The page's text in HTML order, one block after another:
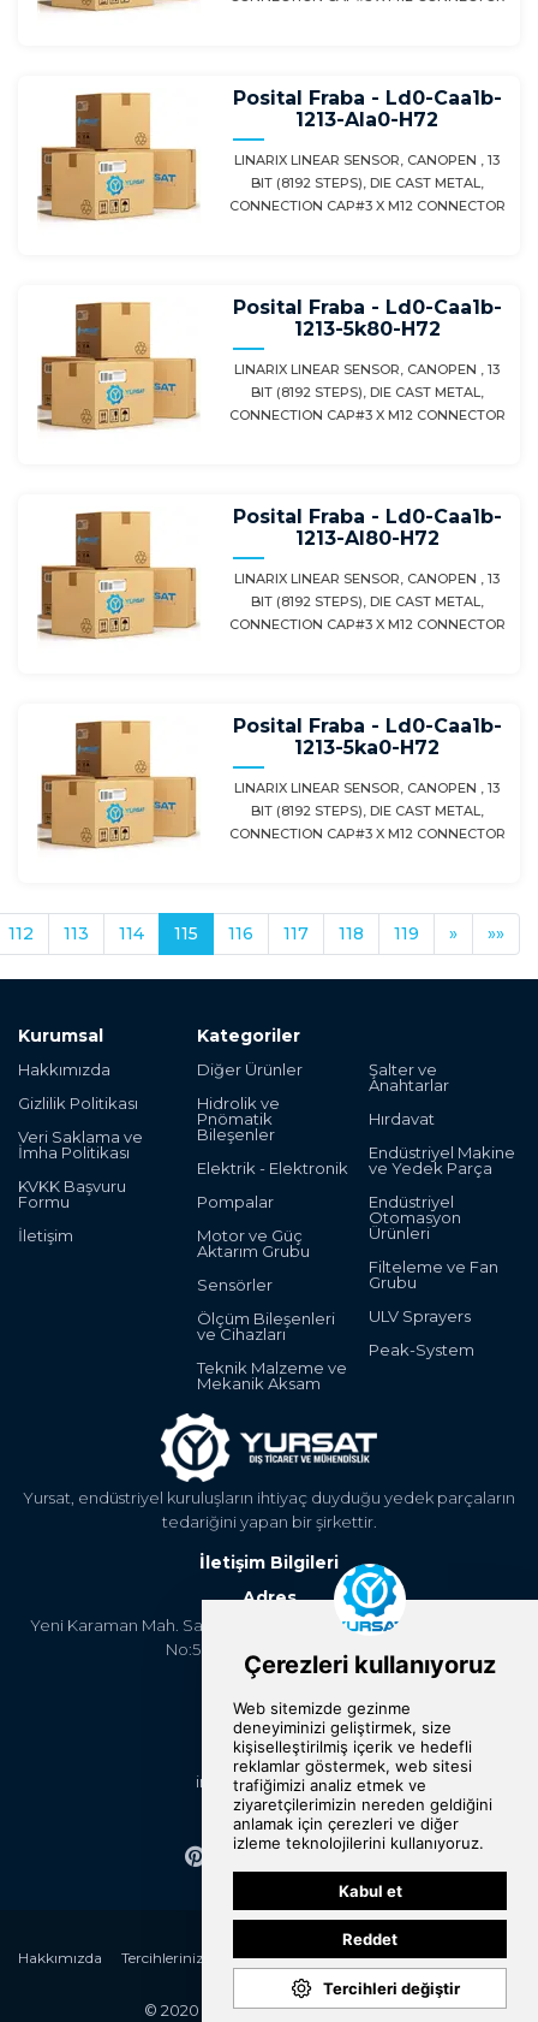
Posital Fraba - Ld0-Caa1b-
1213-Ala0-H72
LINARIX LINEAR SENSOR, CANOPEN , 13
BIT (8192 STEPS), DIE CAST METAL,
CONNECTION CAP#3 X M12 CONNECTOR
Posital Fraba - Ld0-Caa1b-
1213-5k80-H72
LINARIX LINEAR SENSOR, CANOPEN , 13
BIT (8192 STEPS), DIE CAST METAL,
CONNECTION CAP#3 X M12 CONNECTOR
Posital Fraba - Ld0-Caa1b-
1213-Al80-H72
LINARIX LINEAR SENSOR, CANOPEN , 13
BIT (8192 STEPS), DIE CAST METAL,
CONNECTION CAP#3 X M12 CONNECTOR
Posital Fraba - Ld0-Caa1b-
1213-5ka0-H72
LINARIX LINEAR SENSOR, CANOPEN , 13
BIT (8192 STEPS), DIE CAST METAL,
CONNECTION CAP#3 X M12 CONNECTOR
112 113 114 115 116 117 118 119 » »»
Yursat, endüstriyel kuruluşların ihtiyaç duyduğu yedek parçaların
tedariğini yapan bir şirkettir.
Kurumsal
Hakkımızda
Gizlilik Politikası
Veri Saklama ve
İmha Politikası
KVKK Başvuru
Formu
İletişim
Kategoriler
Diğer Ürünler
Hidrolik ve
Pnömatik
Bileşenler
Elektrik - Elektronik
Pompalar
Motor ve Güç
Aktarım Grubu
Sensörler
Ölçüm Bileşenleri
ve Cihazları
Teknik Malzeme ve
Mekanik Aksam
Şalter ve
Anahtarlar
Hırdavat
Endüstriyel Makine
ve Yedek Parça
Endüstriyel
Otomasyon
Ürünleri
Filteleme ve Fan
Grubu
ULV Sprayers
Peak-System
İletişim Bilgileri
Adres
Yeni Karaman Mah. Sanayi Cad. 4. Kantar Sok. Asya Plaza Kat:5
No:505 Osmangazi/BURSA
+90 224 2400304
E-Posta
info@yursat.com.tr
Bizi Takip Edin
Hakkımızda Tercihlerinizi Değiştirin Kategoriler
Markalar
Referanslar
İletişim
© 2020 Yursat All rights reserved